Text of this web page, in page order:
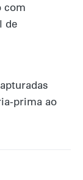
com
de
prima ao